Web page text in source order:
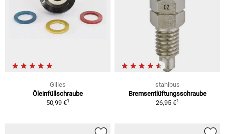
Gilles
Öleinfüllschraube
50,99 €1
stahlbus
Bremsentlüftungsschraube
26,95 €1